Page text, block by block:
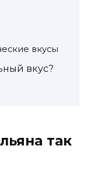
вкусы
вкус?
так